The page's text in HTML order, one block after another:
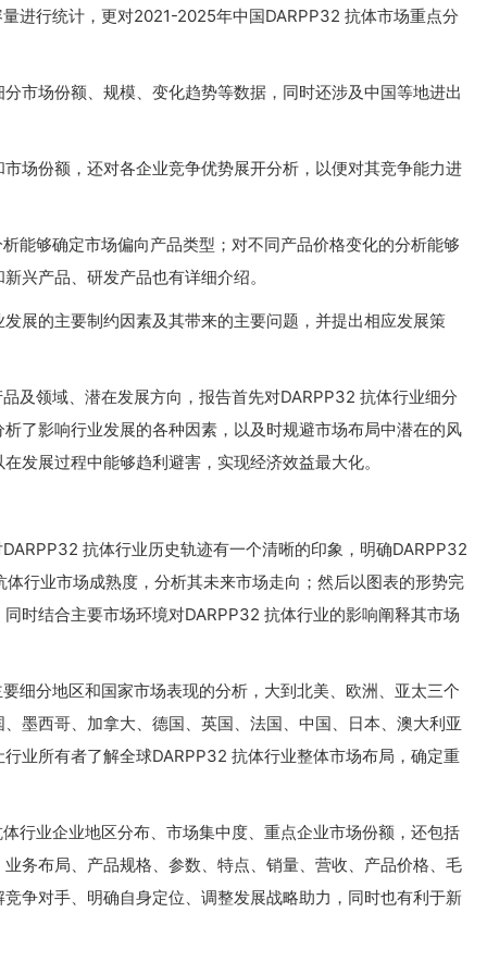
进行统计，更对2021-2025年中国DARPP32 抗体市场重点分
市场份额、规模、变化趋势等数据，同时还涉及中国等地进出
场份额，还对各企业竞争优势展开分析，以便对其竞争能力进
能够确定市场偏向产品类型；对不同产品价格变化的分析能够
兴产品、研发产品也有详细介绍。
展的主要制约因素及其带来的主要问题，并提出相应发展策
及领域、潜在发展方向，报告首先对DARPP32 抗体行业细分
了影响行业发展的各种因素，以及时规避市场布局中潜在的风
发展过程中能够趋利避害，实现经济效益最大化。
抗体行业历史轨迹有一个清晰的印象，明确DARPP32
行业市场成熟度，分析其未来市场走向；然后以图表的形势完
时结合主要市场环境对DARPP32 抗体行业的影响阐释其市场
细分地区和国家市场表现的分析，大到北美、欧洲、亚太三个
墨西哥、加拿大、德国、英国、法国、中国、日本、澳大利亚
业所有者了解全球DARPP32 抗体行业整体市场布局，确定重
行业企业地区分布、市场集中度、重点企业市场份额，还包括
务布局、产品规格、参数、特点、销量、营收、产品价格、毛
争对手、明确自身定位、调整发展战略助力，同时也有利于新